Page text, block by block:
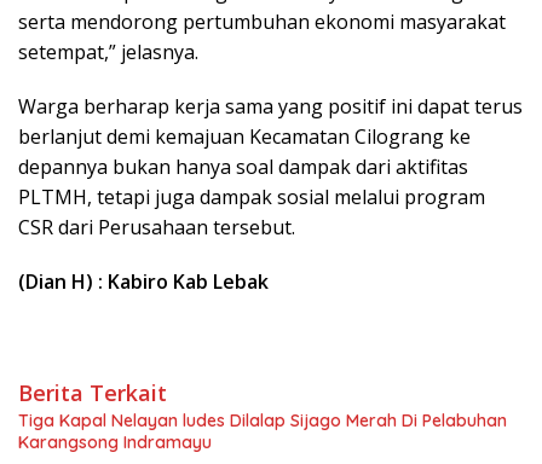
serta mendorong pertumbuhan ekonomi masyarakat
setempat,” jelasnya.
Warga berharap kerja sama yang positif ini dapat terus
berlanjut demi kemajuan Kecamatan Cilograng ke
depannya bukan hanya soal dampak dari aktifitas
PLTMH, tetapi juga dampak sosial melalui program
CSR dari Perusahaan tersebut.
(Dian H) : Kabiro Kab Lebak
Berita Terkait
Tiga Kapal Nelayan ludes Dilalap Sijago Merah Di Pelabuhan
Karangsong Indramayu